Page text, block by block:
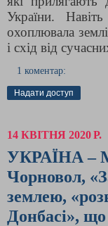
України.
охоплювала
і схід від
1 коментар:
Надати доступ
14 КВІТНЯ 2020 Р.
УКРАЇНА –
Чорновол,
землею,
Донбасі»,